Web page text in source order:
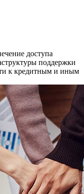
доступа
поддержки
к кредитным и иным